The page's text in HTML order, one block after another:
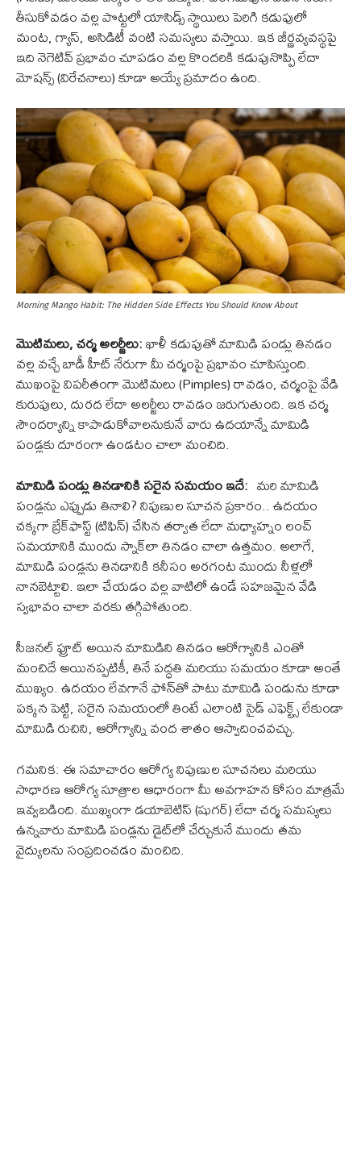
తీసుకోవడం వల్ల పొట్టలో యాసిడ్స్ స్థాయిలు పెరిగి కడుపులో
మంట, గ్యాస్, అసిడిటీ వంటి సమస్యలు వస్తాయి. ఇక జీర్ణవ్యవస్థపై
ఇది నెగెటివ్ ప్రభావం చూపడం వల్ల కొందరికి కడుపునొప్పి లేదా
మోషన్స్ (విరేచనాలు) కూడా అయ్యే ప్రమాదం ఉంది.
Morning Mango Habit: The Hidden Side Effects You Should Know About
మొటిమలు, చర్మ అలర్జీలు:ఖాళీ కడుపుతో మామిడి పండ్లు తినడం
వల్ల వచ్చే బాడీ హీట్ నేరుగా మీ చర్మంపై ప్రభావం చూపిస్తుంది.
ముఖంపై విపరీతంగా మొటిమలు (Pimples) రావడం, చర్మంపై వేడి
కురుపులు, దురద లేదా అలర్జీలు రావడం జరుగుతుంది. ఇక చర్మ
సౌందర్యాన్ని కాపాడుకోవాలనుకునే వారు ఉదయాన్నే మామిడి
పండ్లకు దూరంగా ఉండటం చాలా మంచిది.
మామిడి పండ్లు తినడానికి సరైన సమయం ఇదే: మరి మామిడి
పండ్లను ఎప్పుడు తినాలి? నిపుణుల సూచన ప్రకారం.. ఉదయం
చక్కగా బ్రేక్‌ఫాస్ట్ (టిఫిన్) చేసిన తర్వాత లేదా మధ్యాహ్నం లంచ్
సమయానికి ముందు స్నాక్‌లా తినడం చాలా ఉత్తమం. అలాగే,
మామిడి పండ్లను తినడానికి కనీసం అరగంట ముందు నీళ్లలో
నానబెట్టాలి. ఇలా చేయడం వల్ల వాటిలో ఉండే సహజమైన వేడి
స్వభావం చాలా వరకు తగ్గిపోతుంది.
సీజనల్ ఫ్రూట్ అయిన మామిడిని తినడం ఆరోగ్యానికి ఎంతో
మంచిదే అయినప్పటికీ, తినే పద్ధతి మరియు సమయం కూడా అంతే
ముఖ్యం. ఉదయం లేవగానే ఫోన్‌తో పాటు మామిడి పండును కూడా
పక్కన పెట్టి, సరైన సమయంలో తింటే ఎలాంటి సైడ్ ఎఫెక్ట్స్ లేకుండా
మామిడి రుచిని, ఆరోగ్యాన్ని వంద శాతం ఆస్వాదించవచ్చు.
గమనిక: ఈ సమాచారం ఆరోగ్య నిపుణుల సూచనలు మరియు
సాధారణ ఆరోగ్య సూత్రాల ఆధారంగా మీ అవగాహన కోసం మాత్రమే
ఇవ్వబడింది. ముఖ్యంగా డయాబెటిస్ (షుగర్) లేదా చర్మ సమస్యలు
ఉన్నవారు మామిడి పండ్లను డైట్‌లో చేర్చుకునే ముందు తమ
వైద్యులను సంప్రదించడం మంచిది.